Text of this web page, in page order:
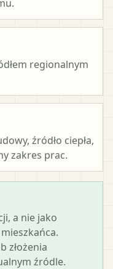
regionalnym
źródło ciepła,
zakres prac.
a nie jako
złożenia
źródle.